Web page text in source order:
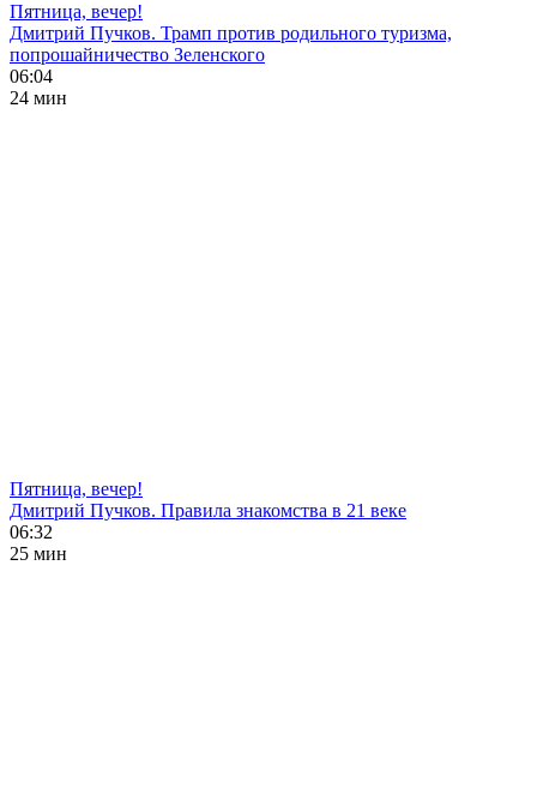
Пятница, вечер!
Дмитрий Пучков. Трамп против родильного туризма,
попрошайничество Зеленского
06:04
24 мин
Пятница, вечер!
Дмитрий Пучков. Правила знакомства в 21 веке
06:32
25 мин